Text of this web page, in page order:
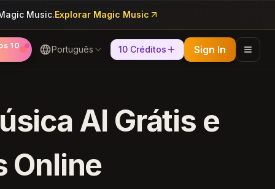
Music.Explorar Magic Music
10 Português 10 Créditos Sign In
AI Grátis e
Online